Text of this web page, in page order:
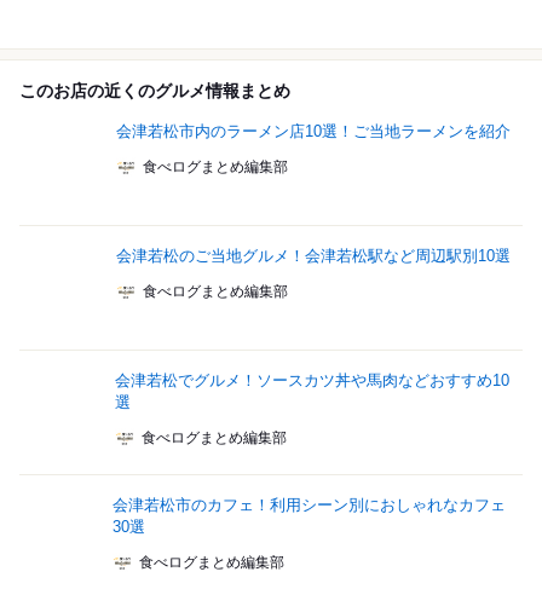
このお店の近くのグルメ情報まとめ
会津若松市内のラーメン店10選！ご当地ラーメンを紹介
食べログまとめ編集部
会津若松のご当地グルメ！会津若松駅など周辺駅別10選
食べログまとめ編集部
会津若松でグルメ！ソースカツ丼や馬肉などおすすめ10
選
食べログまとめ編集部
会津若松市のカフェ！利用シーン別におしゃれなカフェ
30選
食べログまとめ編集部